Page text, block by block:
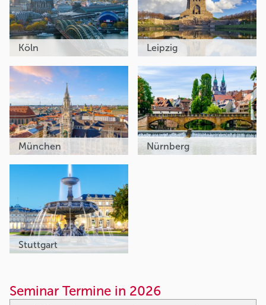
Köln Leipzig
München Nürnberg
Stuttgart
Seminar Termine in 2026